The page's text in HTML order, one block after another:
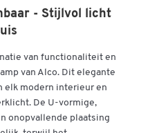
ingebpouwde LED set
ja
2 x 30
nee
- Stijlvol licht
van functionaliteit en
van Alco. Dit elegante
elk modern interieur en
De U-vormige,
onopvallende plaatsing